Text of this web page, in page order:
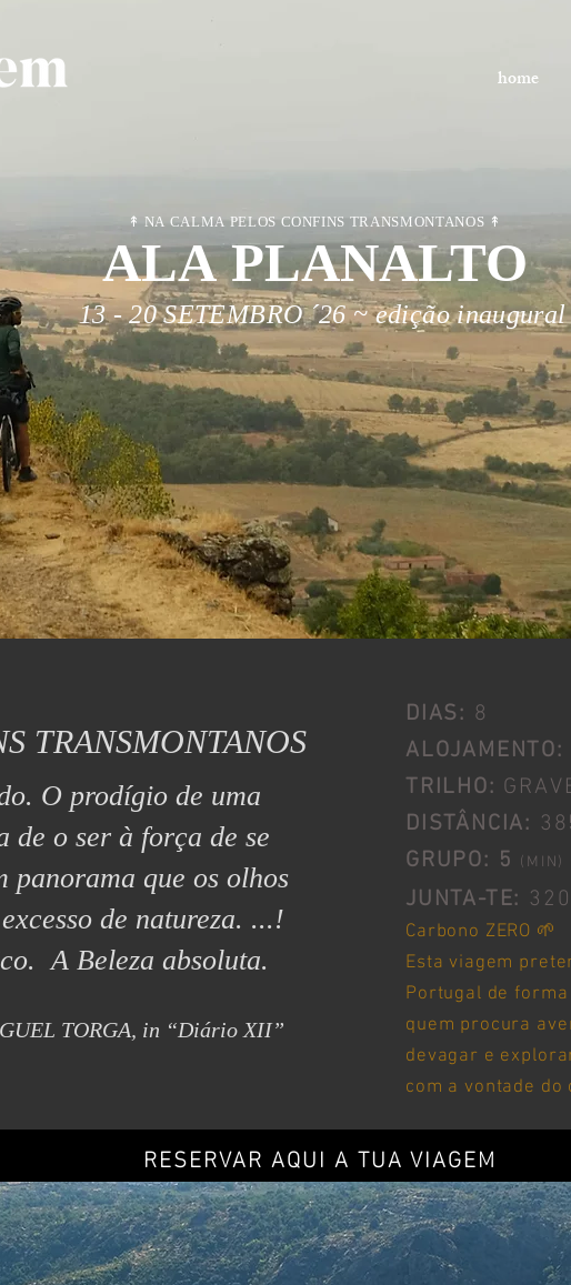
home
↟ NA CALMA PELOS CONFINS TRANSMONTANOS ↟
ALA PLANALTO
13 - 20 SETEMBRO ´26 ~edição inaugural
TRANSMONTANOS
O prodígio de uma
de o ser à força de se
panorama que os olhos
de natureza. ...!
A Beleza absoluta.
in “Diário XII”
Carbono ZERO 🌱
Esta viagem
Portugal de
quem procura
devagar e
com a vontade
DIAS: 8
ALOJAMENTO:
TRILHO:
DISTÂNCIA:
GRUPO: 5 (MIN)
JUNTA-TE:
RESERVAR AQUI A TUA VIAGEM